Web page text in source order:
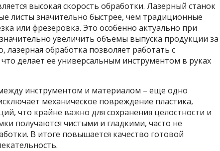
высокая скорость обработки. Лазерный станок
листы значительно быстрее, чем традиционные
или фрезеровка. Это особенно актуально при
увеличить объемы выпуска продукции за
обработка позволяет работать с
делает ее универсальным инструментом в руках
инструментом и материалом – еще одно
механическое повреждение пластика,
что крайне важно для сохранения целостности и
получаются чистыми и гладкими, часто не
В итоге повышается качество готовой